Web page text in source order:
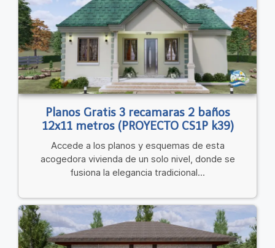
Planos Gratis 3 recamaras 2 baños
12x11 metros (PROYECTO CS1P k39)
Accede a los planos y esquemas de esta
acogedora vivienda de un solo nivel, donde se
fusiona la elegancia tradicional...